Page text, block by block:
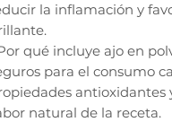
la inflamación y
qué incluye ajo en
para el consumo
antioxidantes
natural de la receta.